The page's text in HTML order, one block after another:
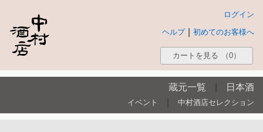
ログイン
初めてのお客様へ
ヘルプ
カートを見る （0）
蔵元一覧 日本酒
イベント 中村酒店セレクション